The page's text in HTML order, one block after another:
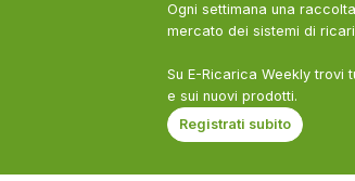
Ogni settimana una
mercato dei sistemi di
Su E-Ricarica Weekly trovi
e sui nuovi prodotti.
Registrati subito